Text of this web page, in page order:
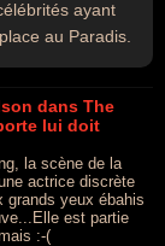
ayant
au Paradis.
dans The
lui doit
la scène de la
actrice discrète
grands yeux ébahis
est partie
:-(